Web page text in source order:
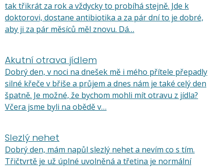
tak třikrát za rok a vždycky to probíhá stejně. Jde k
doktorovi, dostane antibiotika a za pár dní to je dobré,
aby ji za pár měsíců měl znovu. Dá…
Akutní otrava jídlem
Dobrý den, v noci na dnešek mě i mého přítele přepadly
silné křeče v břiše a průjem a dnes nám je také celý den
špatně. Je možné, že bychom mohli mít otravu z jídla?
Včera jsme byli na obědě v…
Slezlý nehet
Dobrý den, mám napůl slezlý nehet a nevím co s tím.
Třičtvrtě je už úplné uvolněná a třetina je normální